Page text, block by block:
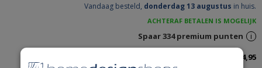
Vandaag besteld, donderdag 13 augustus in huis.
ACHTERAF BETALEN IS MOGELIJK
Spaar334premium punten i
334,95